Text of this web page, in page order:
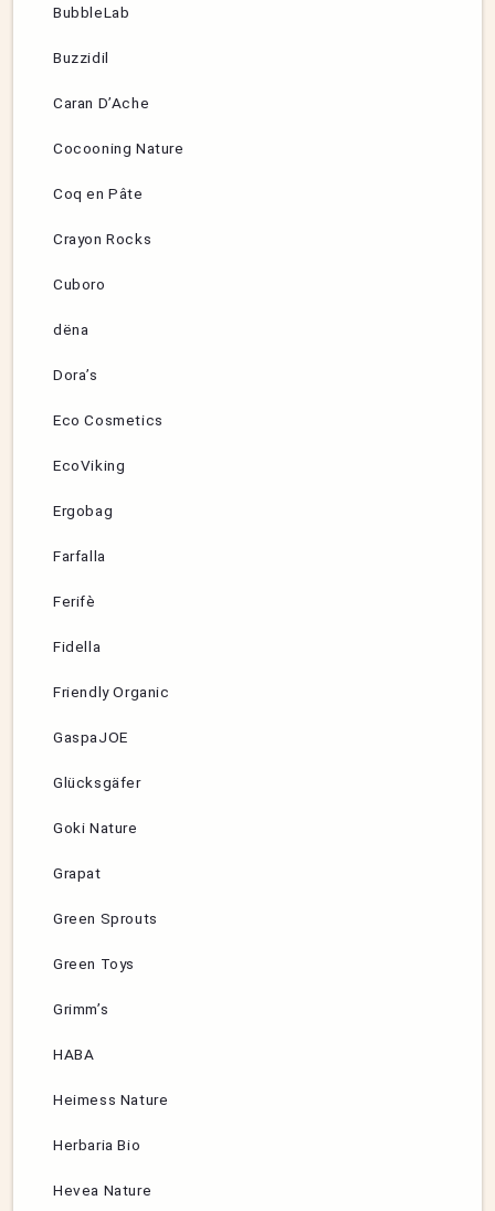
BubbleLab
Buzzidil
Caran D’Ache
Cocooning Nature
Coq en Pâte
Crayon Rocks
Cuboro
dëna
Dora’s
Eco Cosmetics
EcoViking
Ergobag
Farfalla
Ferifè
Fidella
Friendly Organic
GaspaJOE
Glücksgäfer
Goki Nature
Grapat
Green Sprouts
Green Toys
Grimm’s
HABA
Heimess Nature
Herbaria Bio
Hevea Nature